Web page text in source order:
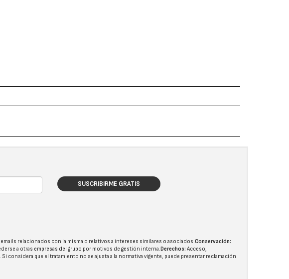
SUSCRIBIRME GRATIS
relacionados con la misma o relativos a intereses similares o asociados.Conservación:
a otras empresas del grupo por motivos de gestión interna.Derechos: Acceso,
. Si considera que el tratamiento no se ajusta a la normativa vigente, puede presentar reclamación